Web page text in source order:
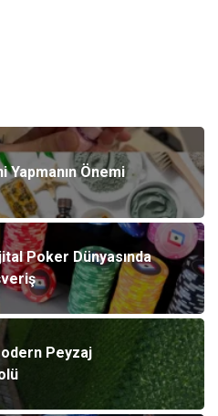
Yapmanın Önemi
Poker Dünyasında
Peyzaj